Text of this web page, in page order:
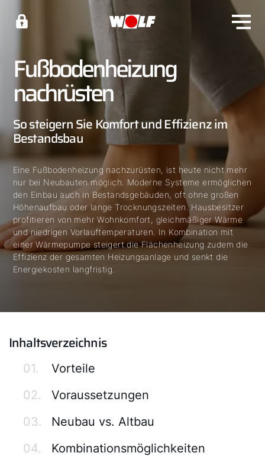
Fußbodenheizung
nachrüsten
So steigern Sie Komfort und Effizienz im
Bestandsbau
Eine Fußbodenheizung nachzurüsten, ist heute nicht mehr
nur bei Neubauten möglich. Moderne Systeme ermöglichen
den Einbau auch in Bestandsgebäuden, oft ohne großen
Höhenaufbau oder lange Trocknungszeiten. Hausbesitzer
profitieren von mehr Wohnkomfort, gleichmäßiger Wärme
und niedrigen Vorlauftemperaturen. In Kombination mit
einer Wärmepumpe steigert die Flächenheizung zudem die
Effizienz der gesamten Heizungsanlage und senkt die
Energiekosten langfristig.
Inhaltsverzeichnis
01.
Vorteile
02.
Voraussetzungen
03.
Neubau vs. Altbau
04.
Kombinationsmöglichkeiten